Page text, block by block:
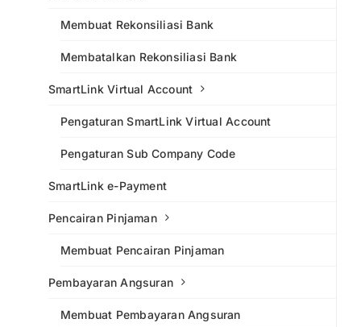
Membuat Rekonsiliasi Bank
Membatalkan Rekonsiliasi Bank
SmartLink Virtual Account
Pengaturan SmartLink Virtual Account
Pengaturan Sub Company Code
SmartLink e-Payment
Pencairan Pinjaman
Membuat Pencairan Pinjaman
Pembayaran Angsuran
Membuat Pembayaran Angsuran